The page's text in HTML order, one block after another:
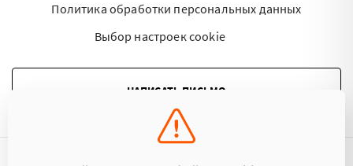
Политика обработки персональных данных
Выбор настроек cookie
НАПИСАТЬ ПИСЬМО